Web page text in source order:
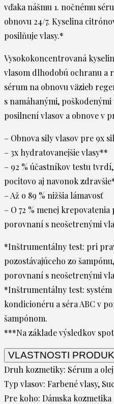
vďaka nášmu 1. nočnému
obnovu 24/7. Kyselina
posilňuje vlasy.*
Vysokokoncentrovaná
vlasom dlhodobú ochranu a
sérum na obnovu väzieb
s namáhanými,
posilnení vlasov a obnove v
– Obnova sily vlasov pre 9x
– 3x hydratovanejšie vlasy**
– 92 % účastníkov testu
pocitovo aj navonok
– Až o 89 % nižšia lámavosť
– O 72 % menej
porovnaní s neošetrenými
*Inštrumentálny test: pri
pozostávajúceho zo
porovnaní s neošetrenými
*Inštrumentálny test: systém
kondicionéru a séra ABC v
šampónom.
***Na základe výsledkov
VLASTNOSTI
Druh kozmetiky: Sérum a
Typ vlasov: Farbené vlasy,
Pre koho: Dámska kozmetika